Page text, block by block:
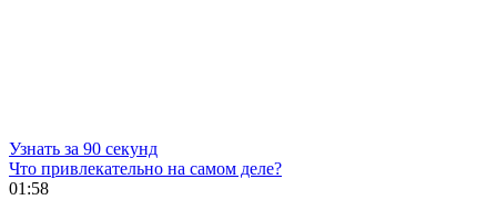
Узнать за 90 секунд
Что привлекательно на самом деле?
01:58